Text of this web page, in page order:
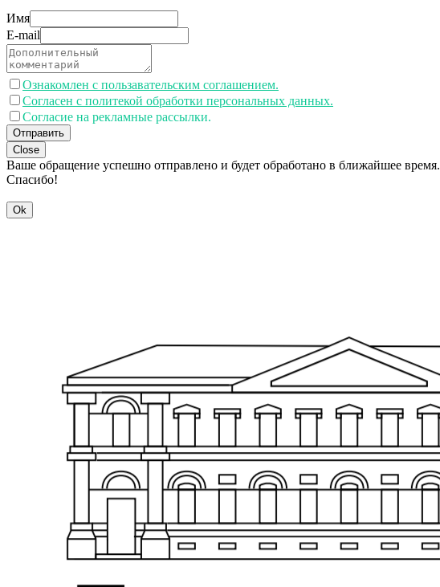
Имя
E-mail
Ознакомлен с пользавательским соглашением.
Согласен с политекой обработки персональных данных.
Согласие на рекламные рассылки.
Отправить
Close
Ваше обращение успешно отправлено и будет обработано в ближайшее время.
Спасибо!
Ok